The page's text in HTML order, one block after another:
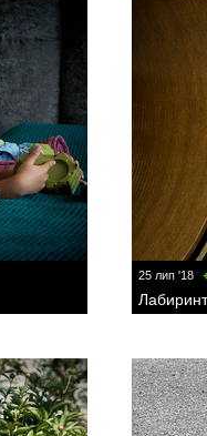
25 лип '18
Лабиринт